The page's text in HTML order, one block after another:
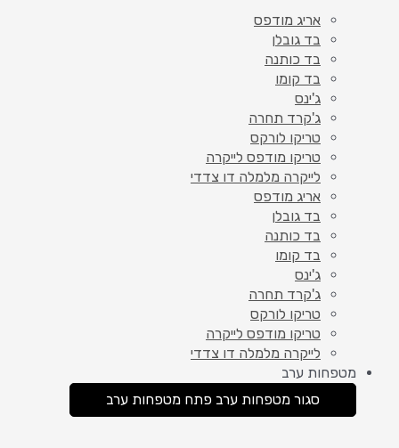
אריג מודפס
בד גובלן
בד כותנה
בד קומו
ג'ינס
ג'קרד תחרה
טריקו לורקס
טריקו מודפס לייקרה
לייקרה מלמלה דו צדדי
אריג מודפס
בד גובלן
בד כותנה
בד קומו
ג'ינס
ג'קרד תחרה
טריקו לורקס
טריקו מודפס לייקרה
לייקרה מלמלה דו צדדי
מטפחות ערב
סגור מטפחות ערב פתח מטפחות ערב